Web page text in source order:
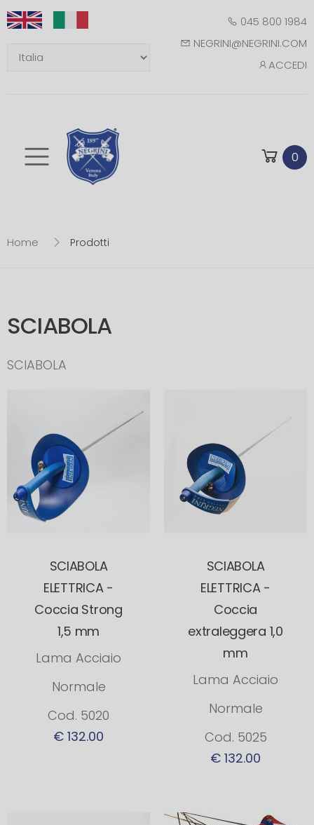
045 800 1984
NEGRINI@NEGRINI.COM
ACCEDI
Toggle mobile 0
Home Prodotti
SCIABOLA
SCIABOLA
SCIABOLA
ELETTRICA -
Coccia Strong
1,5 mm
Lama Acciaio
Normale
Cod. 5020
€ 132.00
SCIABOLA
ELETTRICA -
Coccia
extraleggera 1,0
mm
Lama Acciaio
Normale
Cod. 5025
€ 132.00